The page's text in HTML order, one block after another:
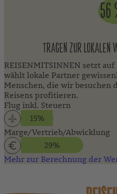
56
TRAGEN ZUR LOKALEN
REISENMITSINNEN setzt
wählt lokale Partner
Menschen, die wir besuchen
Reisens profitieren.
Flug inkl. Steuern
15%
Marge/Vertrieb/Abwicklung
29%
Mehr zur Berechnung der